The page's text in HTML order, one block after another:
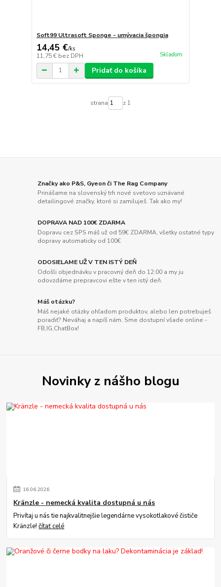
Soft99 Ultrasoft Sponge - umývacia špongia
14,45 €/ks
11,75 € bez DPH Skladom
Pridať do košíka
strana z 1
Značky ako P&S, Gyeon či The Rag Company
Prinášame na slovenský trh nové svetovo uznávané
detailingové značky, ktoré si zamiluješ. Tak ako my!
DOPRAVA NAD 100€ ZDARMA
Dopravu cez SPS máš už od 59€ ZDARMA, všetky ostatné typy
dopravy automaticky od 100€
ODOSIELAME UŽ V TEN ISTÝ DEŇ
Odošli objednávku v pracovný deň do 12:00 a my ju
odovzdáme prepravcovi ešte v ten istý deň.
Máš otázku?
Máš nejaké otázky ohľadom produktov, alebo len potrebuješ
poradiť? Neváhaj a napíš nám. Sme dostupní všade online -
FB,IG,ChatBox!
Novinky z nášho blogu
16.06.2026
Kränzle - nemecká kvalita dostupná u nás
Privítaj u nás tie najkvalitnejšie legendárne vysokotlakové čističe
Kränzle!čítať celé